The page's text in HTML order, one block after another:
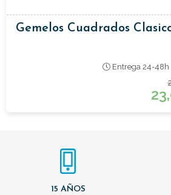
Gemelos Cuadrados
Entrega 24-48h
23,
15 AÑOS